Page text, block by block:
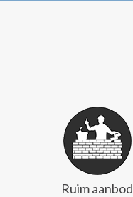
Ruim aanbod